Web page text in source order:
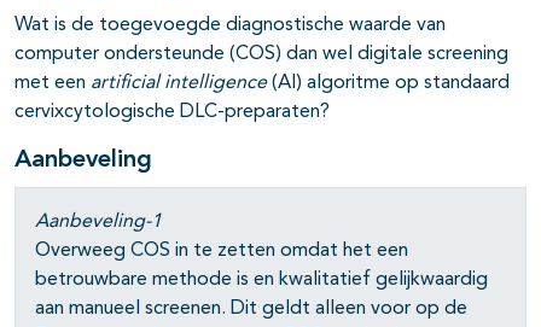
open- en dichtklappen
Wat is de toegevoegde diagnostische waarde van
computer ondersteunde (COS) dan wel digitale screening
met een artificial intelligence(AI) algoritme op standaard
cervixcytologische DLC-preparaten?
Aanbeveling
Aanbeveling-1
Overweeg COS in te zetten omdat het een
betrouwbare methode is en kwalitatief gelijkwaardig
aan manueel screenen. Dit geldt alleen voor op de